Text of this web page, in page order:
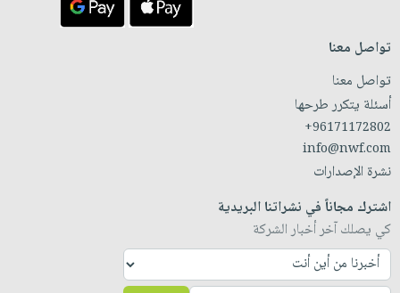
تواصل معنا
تواصل معنا
أسئلة يتكرر طرحها
+96171172802
info@nwf.com
نشرة الإصدارات
اشترك مجاناً في نشراتنا البريدية
كي يصلك آخر أخبار الشركة